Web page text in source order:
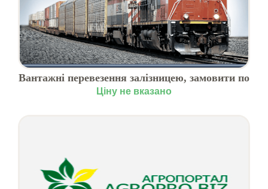
Вантажні перевезення залізницею, замовити по
Україні
Ціну не вказано